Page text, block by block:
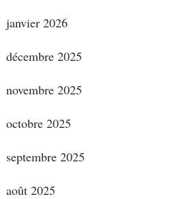
janvier 2026
décembre 2025
novembre 2025
octobre 2025
septembre 2025
août 2025